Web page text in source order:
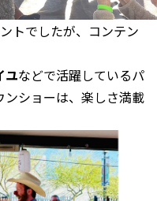
トでしたが、コンテン
ユなどで活躍しているパ
ショーは、楽しさ満載